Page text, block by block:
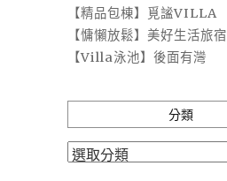
【精品包棟】覓謐VILLA
【慵懶放鬆】美好生活旅宿
【Villa泳池】後面有灣
分類
分